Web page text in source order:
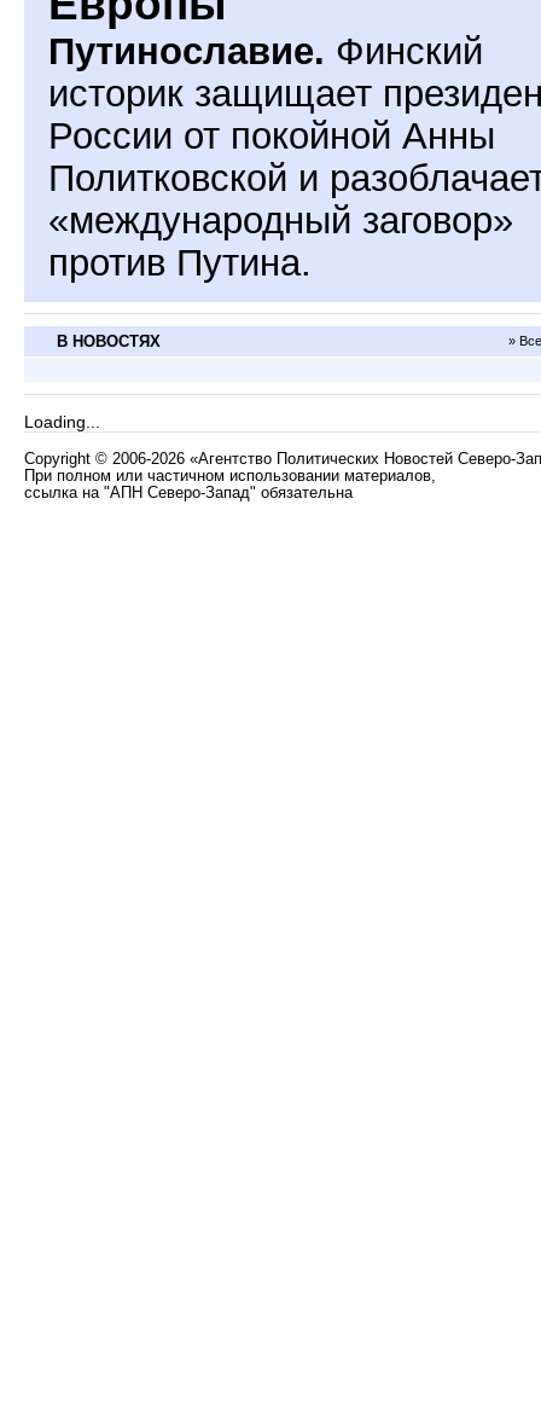
Путинославие. Финский
историк защищает
России от покойной Анны
Политковской и
«международный заговор»
против Путина.
В НОВОСТЯХ »
Loading...
Copyright © 2006-2026 «Агентство Политических Новостей Северо-
При полном или частичном использовании материалов,
ссылка на "АПН Северо-Запад" обязательна